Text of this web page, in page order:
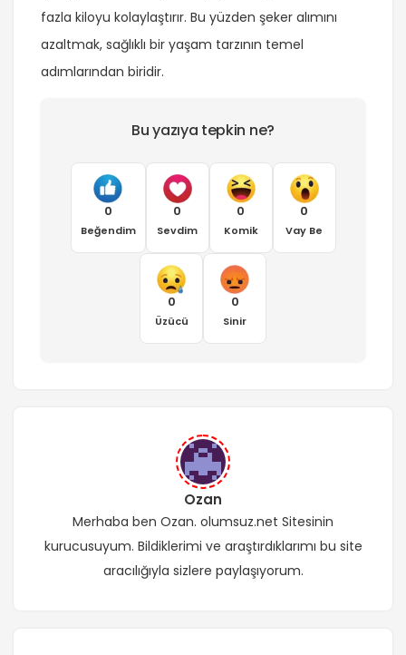
fazla kiloyu kolaylaştırır. Bu yüzden şeker alımını
azaltmak, sağlıklı bir yaşam tarzının temel
adımlarından biridir.
Bu yazıya tepkin ne?
0
Beğendim
0
Sevdim
0
Komik
0
Vay Be
0
Üzücü
0
Sinir
Ozan
Merhaba ben Ozan. olumsuz.net Sitesinin
kurucusuyum. Bildiklerimi ve araştırdıklarımı bu site
aracılığıyla sizlere paylaşıyorum.